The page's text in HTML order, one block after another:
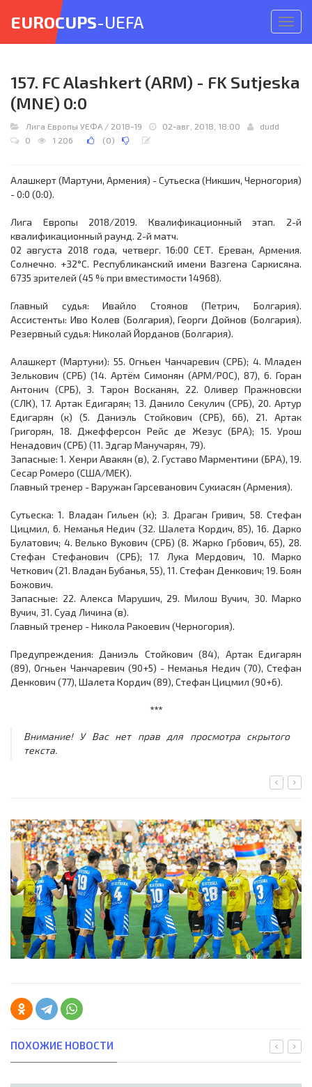
меню
EUROCUPS-UEFA
157. FC Alashkert (ARM) - FK Sutjeska
(MNE) 0:0
Лига Европы УЕФА / 2018-19 02-авг, 2018, 18:00
dudd
0
1 206 (0)
Алашкерт (Мартуни, Армения) - Сутьеска (Никшич, Черногория)
- 0:0 (0:0).
Лига Европы 2018/2019. Квалификационный этап. 2-й
квалификационный раунд. 2-й матч.
02 августа 2018 года, четверг. 16:00 СЕТ. Ереван, Армения.
Солнечно. +32°C. Республиканский имени Вазгена Саркисяна.
6735 зрителей (45 % при вместимости 14968).
Главный судья: Ивайло Стоянов (Петрич, Болгария).
Ассистенты: Иво Колев (Болгария), Георги Дойнов (Болгария).
Резервный судья: Николай Йорданов (Болгария).
Алашкерт (Мартуни): 55. Огньен Чанчаревич (СРБ); 4. Младен
Зелькович (СРБ) (14. Артём Симонян (АРМ/РОС), 87), 6. Горан
Антонич (СРБ), 3. Тарон Восканян, 22. Оливер Пражновски
(СЛК), 17. Артак Едигарян; 13. Данило Секулич (СРБ), 20. Артур
Едигарян (к) (5. Даниэль Стойкович (СРБ), 66), 21. Артак
Григорян, 18. Джефферсон Рейс де Жезус (БРА); 15. Урош
Ненадович (СРБ) (11. Эдгар Манучарян, 79).
Запасные: 1. Хенри Авакян (в), 2. Густаво Марментини (БРА), 19.
Сесар Ромеро (США/МЕК).
Главный тренер - Варужан Гарсеванович Сукиасян (Армения).
Сутьеска: 1. Владан Гильен (к); 3. Драган Гривич, 58. Стефан
Цицмил, 6. Неманья Недич (32. Шалета Кордич, 85), 16. Дарко
Булатович; 4. Велько Вукович (СРБ) (8. Жарко Грбович, 65), 28.
Стефан Стефанович (СРБ); 17. Лука Мердович, 10. Марко
Четкович (21. Владан Бубанья, 55), 11. Стефан Денкович; 19. Боян
Божович.
Запасные: 22. Алекса Марушич, 29. Милош Вучич, 30. Марко
Вучич, 31. Суад Личина (в).
Главный тренер - Никола Ракоевич (Черногория).
Предупреждения: Даниэль Стойкович (84), Артак Едигарян
(89), Огньен Чанчаревич (90+5) - Неманья Недич (70), Стефан
Денкович (77), Шалета Кордич (89), Стефан Цицмил (90+6).
***
Внимание! У Вас нет прав для просмотра скрытого
текста.
ПОХОЖИЕ НОВОСТИ